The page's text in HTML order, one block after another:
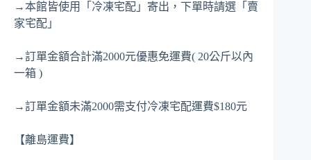
→本館皆使用「冷凍宅配」寄出，下單時請選「賣
家宅配」
→訂單金額合計滿2000元優惠免運費( 20公斤以內
一箱 )
→訂單金額未滿2000需支付冷凍宅配運費$180元
【離島運費】